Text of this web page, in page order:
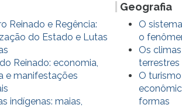
Geografia
Reinado e Regência:
do Estado e Lutas
Reinado: economia,
e manifestações
indígenas: maias,
O
o
Os
terrestres
O
formas